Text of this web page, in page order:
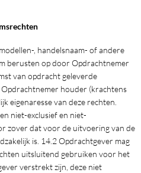
, handelsnaam- of andere
berusten op door Opdrachtnemer
van opdracht geleverde
houder (krachtens
eigenaresse van deze rechten.
niet-exclusief en niet-
zover dat voor de uitvoering van de
is. 14.2 Opdrachtgever mag
uitsluitend gebruiken voor het
verstrekt zijn, deze niet